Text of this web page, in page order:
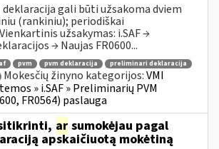
gali būti užsakoma dviem
(rankiniu); periodiškai
užsakymas: i.SAF →
→ Naujas FR0600...
pvm pvm deklaracija
preliminari deklaracija
Mokesčių žinyno kategorijos:VMI
» i.SAF » Preliminarių PVM
FR0564) paslauga
ar sumokėjau pagal
apskaičiuotą mokėtiną